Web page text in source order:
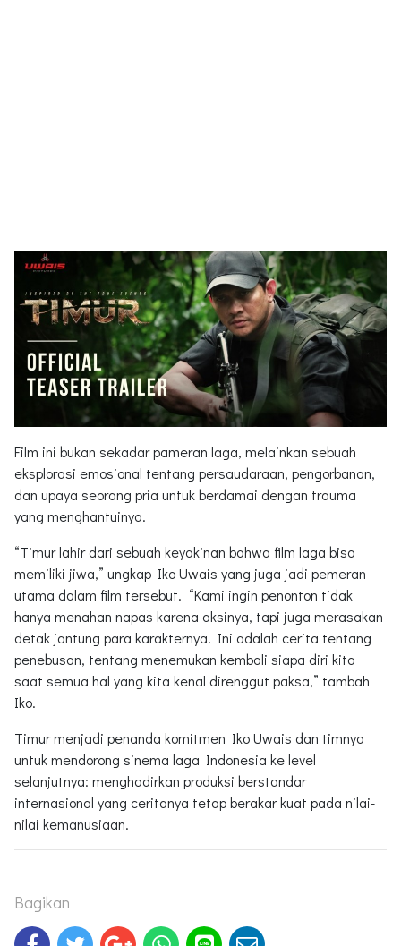
Film ini bukan sekadar pameran laga, melainkan sebuah
eksplorasi emosional tentang persaudaraan, pengorbanan,
dan upaya seorang pria untuk berdamai dengan trauma
yang menghantuinya.
“Timur lahir dari sebuah keyakinan bahwa film laga bisa
memiliki jiwa,” ungkap Iko Uwais yang juga jadi pemeran
utama dalam film tersebut. “Kami ingin penonton tidak
hanya menahan napas karena aksinya, tapi juga merasakan
detak jantung para karakternya. Ini adalah cerita tentang
penebusan, tentang menemukan kembali siapa diri kita
saat semua hal yang kita kenal direnggut paksa,” tambah
Iko.
Timur menjadi penanda komitmen Iko Uwais dan timnya
untuk mendorong sinema laga Indonesia ke level
selanjutnya: menghadirkan produksi berstandar
internasional yang ceritanya tetap berakar kuat pada nilai-
nilai kemanusiaan.
Bagikan